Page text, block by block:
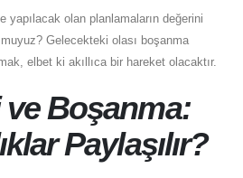
yapılacak olan planlamaların değerini
Gelecekteki olası boşanma
elbet ki akıllıca bir hareket olacaktır.
Boşanma:
Paylaşılır?